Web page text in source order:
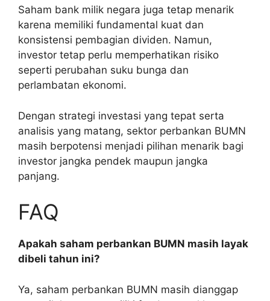
Saham bank milik negara juga tetap menarik
karena memiliki fundamental kuat dan
konsistensi pembagian dividen. Namun,
investor tetap perlu memperhatikan risiko
seperti perubahan suku bunga dan
perlambatan ekonomi.
Dengan strategi investasi yang tepat serta
analisis yang matang, sektor perbankan BUMN
masih berpotensi menjadi pilihan menarik bagi
investor jangka pendek maupun jangka
panjang.
FAQ
Apakah saham perbankan BUMN masih layak
dibeli tahun ini?
Ya, saham perbankan BUMN masih dianggap